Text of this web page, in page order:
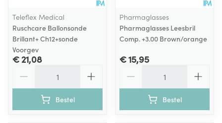
Teleflex Medical
Ruschcare Ballonsonde
Brillant+ Ch12+sonde
Voorgev
€ 21,08
Bestel
Pharmaglasses
Pharmaglasses Leesbril
Comp. +3.00 Brown/orange
€ 15,95
Bestel